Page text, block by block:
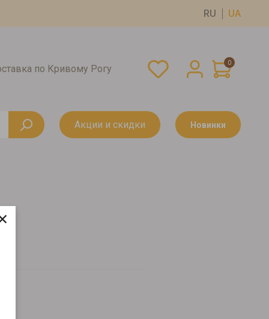
RU UA
по Кривому Рогу
0
Акции и скидки Новинки